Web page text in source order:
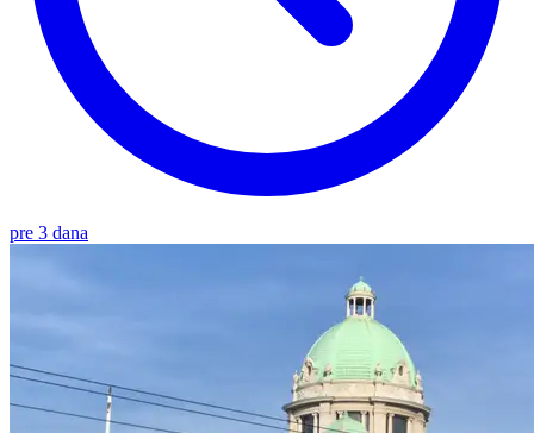
pre 3 dana